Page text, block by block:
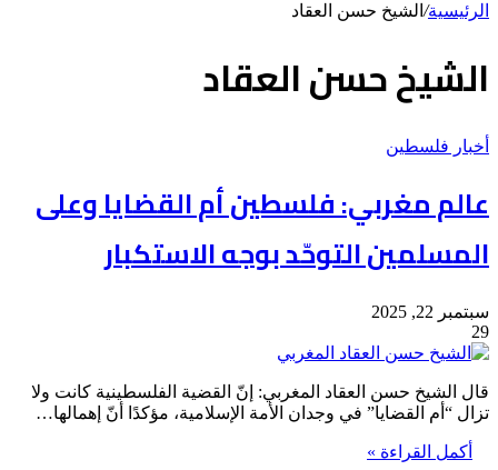
الرئيسية/ الشيخ حسن العقاد
الشيخ حسن العقاد
أخبار فلسطين
عالم مغربي: فلسطين أم القضايا وعلى
المسلمين التوحّد بوجه الاستكبار
سبتمبر 22, 2025
29
قال الشيخ حسن العقاد المغربي: إنّ القضية الفلسطينية كانت ولا
تزال “أم القضايا” في وجدان الأمة الإسلامية، مؤكدًا أنّ إهمالها…
أكمل القراءة »